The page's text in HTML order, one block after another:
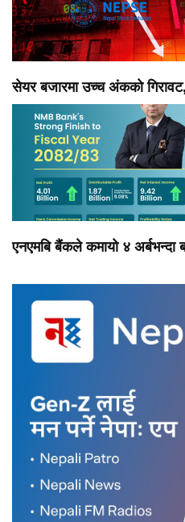
सेयर बजारमा उच्च अंकको
एनएमबि बैंकले कमायो ४ अर्बभन्दा